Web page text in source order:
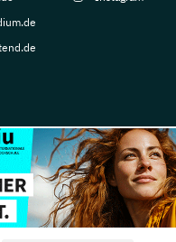
Media GmbH
Nutzungsbedingungen